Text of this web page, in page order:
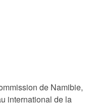
de Namibie,
international de la